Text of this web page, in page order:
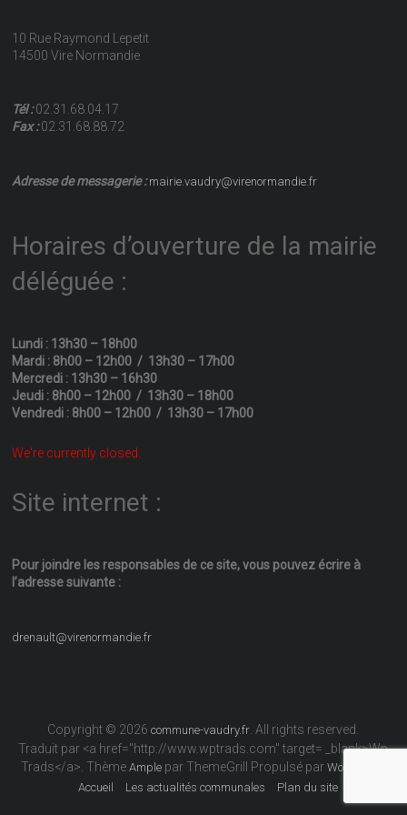
10 Rue Raymond Lepetit
14500 Vire Normandie
Tél :02.31.68.04.17
Fax :02.31.68.88.72
Adresse de messagerie :mairie.vaudry@virenormandie.fr
Horaires d’ouverture de la mairie
déléguée :
Lundi : 13h30 – 18h00
Mardi : 8h00 – 12h00 / 13h30 – 17h00
Mercredi : 13h30 – 16h30
Jeudi : 8h00 – 12h00 / 13h30 – 18h00
Vendredi : 8h00 – 12h00 / 13h30 – 17h00
We're currently closed.
Site internet :
Pour joindre les responsables de ce site, vous pouvez écrire à
l’adresse suivante :
drenault@virenormandie.fr
Copyright © 2026commune-vaudry.fr . All rights reserved.
Traduit par <a href="http://www.wptrads.com" target= _blank>Wp
Trads</a>. ThèmeAmple par ThemeGrill Propulsé parWordPress
Accueil
Les actualités communales Plan du site